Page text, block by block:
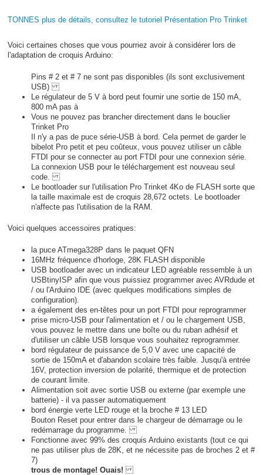
TONNES plus de détails, consultez le tutoriel Présentation Pro Trinket
Voici certaines choses que vous pourriez avoir à considérer lors de
l'adaptation de croquis Arduino:
Pins # 2 et # 7 ne sont pas disponibles (ils sont exclusivement
USB)
Le régulateur de 5 V à bord peut fournir une sortie de 150 mA,
800 mA pas à
Vous ne pouvez pas brancher directement dans le bouclier
Trinket Pro
Il n'y a pas de puce série-USB à bord. Cela permet de garder le
bibelot Pro petit et peu coûteux, vous pouvez utiliser un câble
FTDI pour se connecter au port FTDI pour une connexion série.
La connexion USB pour le téléchargement est nouveau seul
code.
Le bootloader sur l'utilisation Pro Trinket 4Ko de FLASH sorte que
la taille maximale est de croquis 28,672 octets. Le bootloader
n'affecte pas l'utilisation de la RAM.
Voici quelques accessoires pratiques:
la puce ATmega328P dans le paquet QFN
16MHz fréquence d'horloge, 28K FLASH disponible
USB bootloader avec un indicateur LED agréable ressemble à un
USBtinyISP afin que vous puissiez programmer avec AVRdude et
/ ou l'Arduino IDE (avec quelques modifications simples de
configuration).
a également des en-têtes pour un port FTDI pour reprogrammer
prise micro-USB pour l'alimentation et / ou le chargement USB,
vous pouvez le mettre dans une boîte ou du ruban adhésif et
d'utiliser un câble USB lorsque vous souhaitez reprogrammer.
bord régulateur de puissance de 5,0 V avec une capacité de
sortie de 150mA et d'abandon scolaire très faible. Jusqu'à entrée
16V, protection inversion de polarité, thermique et de protection
de courant limite.
Alimentation soit avec sortie USB ou externe (par exemple une
batterie) - il va passer automatiquement
bord énergie verte LED rouge et la broche # 13 LED
Bouton Reset pour entrer dans le chargeur de démarrage ou le
redémarrage du programme.
Fonctionne avec 99% des croquis Arduino existants (tout ce qui
ne pas utiliser plus de 28K, et ne nécessite pas de broches 2 et #
7)
trous de montage! Ouais!